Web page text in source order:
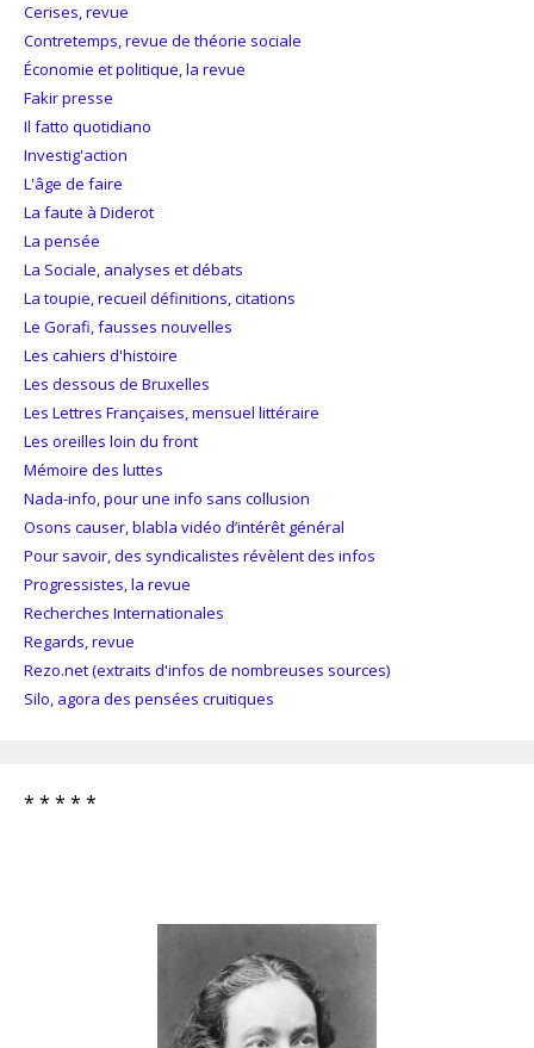
Cerises, revue
Contretemps, revue de théorie sociale
Économie et politique, la revue
Fakir presse
Il fatto quotidiano
Investig'action
L'âge de faire
La faute à Diderot
La pensée
La Sociale, analyses et débats
La toupie, recueil définitions, citations
Le Gorafi, fausses nouvelles
Les cahiers d'histoire
Les dessous de Bruxelles
Les Lettres Françaises, mensuel littéraire
Les oreilles loin du front
Mémoire des luttes
Nada-info, pour une info sans collusion
Osons causer, blabla vidéo d’intérêt général
Pour savoir, des syndicalistes révèlent des infos
Progressistes, la revue
Recherches Internationales
Regards, revue
Rezo.net (extraits d'infos de nombreuses sources)
Silo, agora des pensées cruitiques
* * * * *